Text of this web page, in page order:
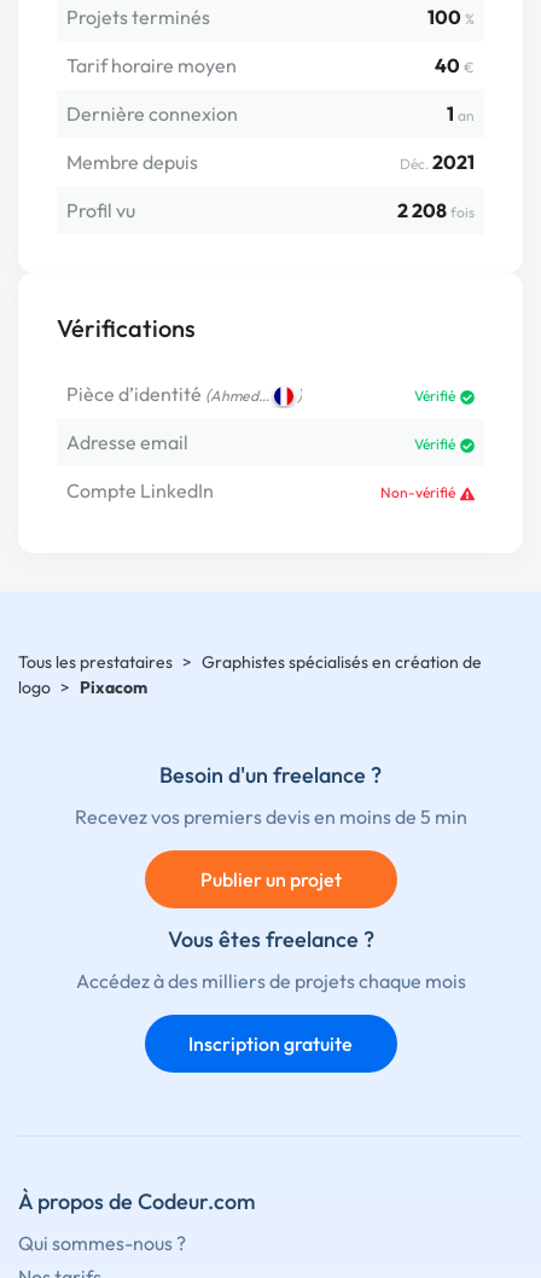
Projets terminés 100 %
Tarif horaire moyen 40 €
Dernière connexion 1 an
Membre depuis Déc. 2021
Profil vu
2 208 fois
Vérifications
Pièce d’identité (Ahmed… ) Vérifié
Adresse email Vérifié
Compte LinkedIn Non-vérifié
Tous les prestataires > Graphistes spécialisés en création de
logo > Pixacom
Besoin d'un freelance ?
Recevez vos premiers devis en moins de 5 min
Publier un projet
Vous êtes freelance ?
Accédez à des milliers de projets chaque mois
Inscription gratuite
À propos de Codeur.com
Qui sommes-nous ?